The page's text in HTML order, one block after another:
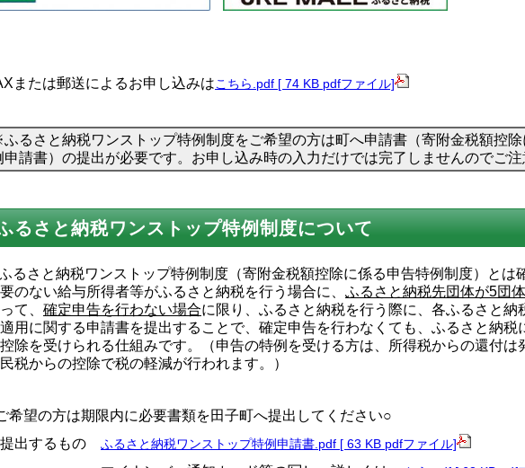
または郵送によるお申し込みはこちら.pdf [ 74 KB pdfファイル]
るさと納税ワンストップ特例制度をご希望の方は町へ申請書（寄附金税額控
申請書）の提出が必要です。お申し込み時の入力だけでは完了しませんのでご注
るさと納税ワンストップ特例制度について
るさと納税ワンストップ特例制度（寄附金税額控除に係る申告特例制度）とは
のない給与所得者等がふるさと納税を行う場合に、 ふるさと納税先団体が5団
て、 確定申告を行わない場合に限り、ふるさと納税を行う際に、各ふるさと納
用に関する申請書を提出することで、確定申告を行わなくても、ふるさと納税
除を受けられる仕組みです。（申告の特例を受ける方は、所得税からの還付は
税からの控除で税の軽減が行われます。）
希望の方は期限内に必要書類を田子町へ提出してください○
出するもの ふるさと納税ワンストップ特例申請書.pdf [ 63 KB pdfファイル]